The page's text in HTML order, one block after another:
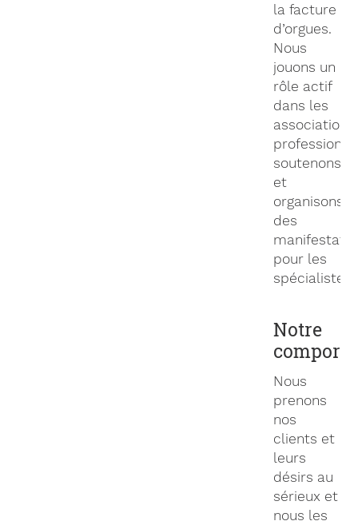
la facture
d’orgues.
Nous
jouons un
rôle actif
dans les
associations
soutenons
et
organisons
des
pour les
spécialistes.
Notre
Nous
prenons
nos
clients et
leurs
désirs au
sérieux et
nous les